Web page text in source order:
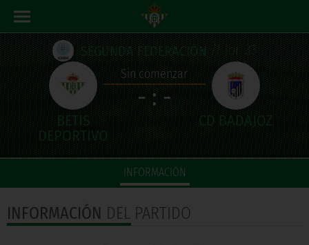
SEGUNDA FEDERACIÓN// Jor. 33
Sin comenzar
- : -
INFORMACIÓN
INFORMACIÓN DEL PARTIDO